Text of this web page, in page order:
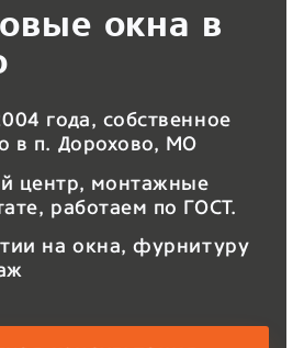
окна в
года, собственное
в п. Дорохово, МО
центр, монтажные
работаем по ГОСТ.
на окна, фурнитуру